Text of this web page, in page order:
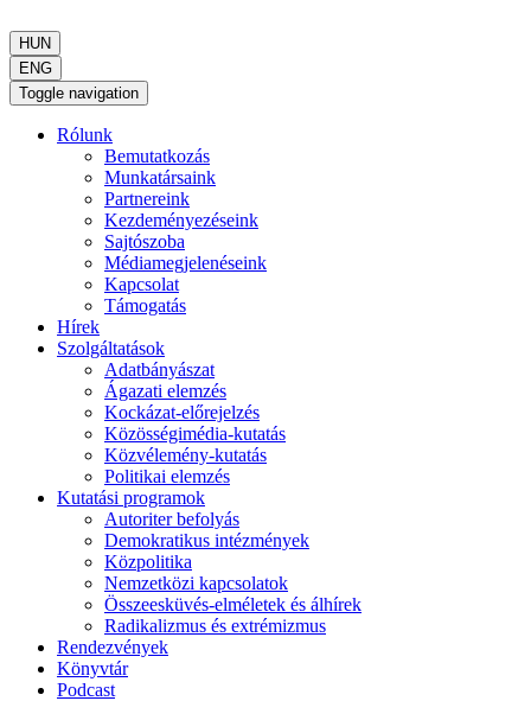
HUN
ENG
Toggle navigation
Rólunk
Bemutatkozás
Munkatársaink
Partnereink
Kezdeményezéseink
Sajtószoba
Médiamegjelenéseink
Kapcsolat
Támogatás
Hírek
Szolgáltatások
Adatbányászat
Ágazati elemzés
Kockázat-előrejelzés
Közösségimédia-kutatás
Közvélemény-kutatás
Politikai elemzés
Kutatási programok
Autoriter befolyás
Demokratikus intézmények
Közpolitika
Nemzetközi kapcsolatok
Összeesküvés-elméletek és álhírek
Radikalizmus és extrémizmus
Rendezvények
Könyvtár
Podcast